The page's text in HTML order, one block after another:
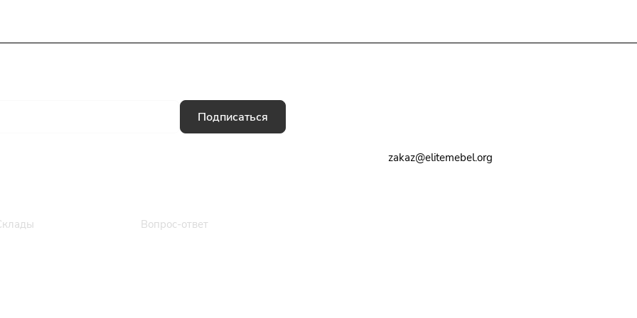
Подписаться
Вопрос-ответ
zakaz@elitemebel.org